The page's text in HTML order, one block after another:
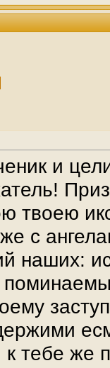
и
твоею
с
наших:
тебе же